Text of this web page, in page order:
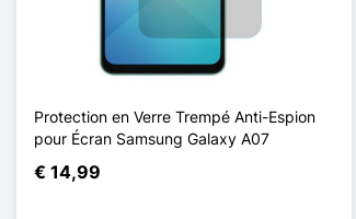
Protection en Verre Trempé Anti-Espion
pour Écran Samsung Galaxy A07
€ 14,99